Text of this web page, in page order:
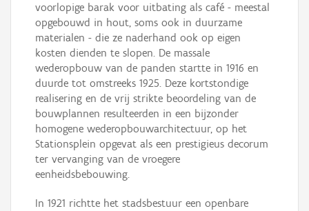
voorlopige barak voor uitbating als café - meestal
opgebouwd in hout, soms ook in duurzame
materialen - die ze naderhand ook op eigen
kosten dienden te slopen. De massale
wederopbouw van de panden startte in 1916 en
duurde tot omstreeks 1925. Deze kortstondige
realisering en de vrij strikte beoordeling van de
bouwplannen resulteerden in een bijzonder
homogene wederopbouwarchitectuur, op het
Stationsplein opgevat als een prestigieus decorum
ter vervanging van de vroegere
eenheidsbebouwing.
In 1921 richtte het stadsbestuur een openbare